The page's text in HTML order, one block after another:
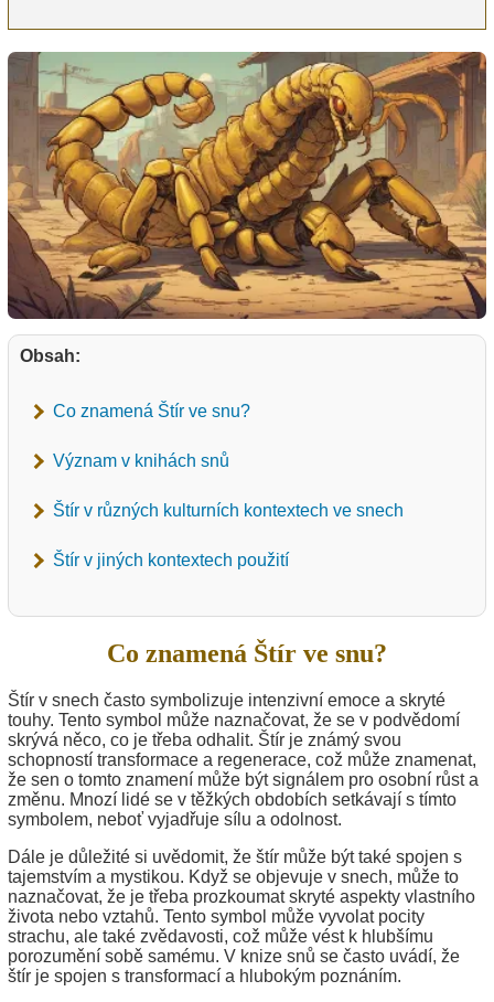
Obsah:
Co znamená Štír ve snu?
Význam v knihách snů
Štír v různých kulturních kontextech ve snech
Štír v jiných kontextech použití
Co znamená Štír ve snu?
Štír v snech často symbolizuje intenzivní emoce a skryté
touhy. Tento symbol může naznačovat, že se v podvědomí
skrývá něco, co je třeba odhalit. Štír je známý svou
schopností transformace a regenerace, což může znamenat,
že sen o tomto znamení může být signálem pro osobní růst a
změnu. Mnozí lidé se v těžkých obdobích setkávají s tímto
symbolem, neboť vyjadřuje sílu a odolnost.
Dále je důležité si uvědomit, že štír může být také spojen s
tajemstvím a mystikou. Když se objevuje v snech, může to
naznačovat, že je třeba prozkoumat skryté aspekty vlastního
života nebo vztahů. Tento symbol může vyvolat pocity
strachu, ale také zvědavosti, což může vést k hlubšímu
porozumění sobě samému. V knize snů se často uvádí, že
štír je spojen s transformací a hlubokým poznáním.